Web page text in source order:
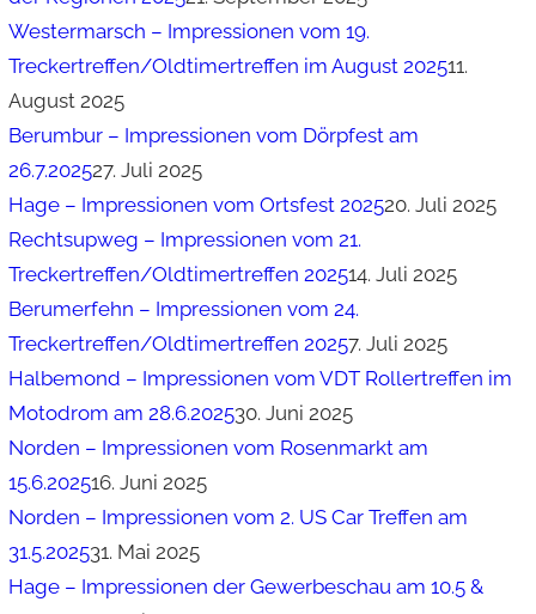
Westermarsch – Impressionen vom 19.
Treckertreffen/Oldtimertreffen im August 202511.
August 2025
Berumbur – Impressionen vom Dörpfest am
26.7.202527. Juli 2025
Hage – Impressionen vom Ortsfest 202520. Juli 2025
Rechtsupweg – Impressionen vom 21.
Treckertreffen/Oldtimertreffen 202514. Juli 2025
Berumerfehn – Impressionen vom 24.
Treckertreffen/Oldtimertreffen 20257. Juli 2025
Halbemond – Impressionen vom VDT Rollertreffen im
Motodrom am 28.6.202530. Juni 2025
Norden – Impressionen vom Rosenmarkt am
15.6.202516. Juni 2025
Norden – Impressionen vom 2. US Car Treffen am
31.5.202531. Mai 2025
Hage – Impressionen der Gewerbeschau am 10.5 &